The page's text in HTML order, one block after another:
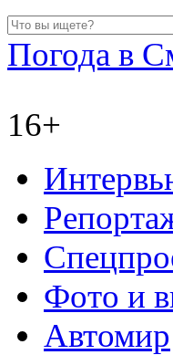
Погода в
16+
Фото и
Автомир